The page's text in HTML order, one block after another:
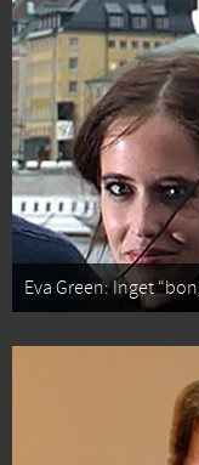
Eva Green: Inget